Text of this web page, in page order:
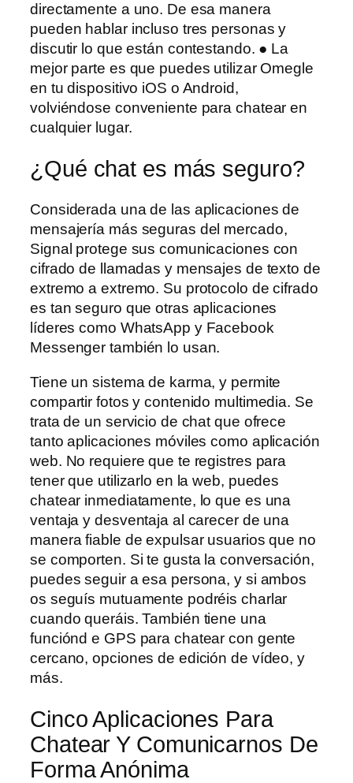
directamente a uno. De esa manera
pueden hablar incluso tres personas y
discutir lo que están contestando. ● La
mejor parte es que puedes utilizar Omegle
en tu dispositivo iOS o Android,
volviéndose conveniente para chatear en
cualquier lugar.
¿Qué chat es más seguro?
Considerada una de las aplicaciones de
mensajería más seguras del mercado,
Signal protege sus comunicaciones con
cifrado de llamadas y mensajes de texto de
extremo a extremo. Su protocolo de cifrado
es tan seguro que otras aplicaciones
líderes como WhatsApp y Facebook
Messenger también lo usan.
Tiene un sistema de karma, y permite
compartir fotos y contenido multimedia. Se
trata de un servicio de chat que ofrece
tanto aplicaciones móviles como aplicación
web. No requiere que te registres para
tener que utilizarlo en la web, puedes
chatear inmediatamente, lo que es una
ventaja y desventaja al carecer de una
manera fiable de expulsar usuarios que no
se comporten. Si te gusta la conversación,
puedes seguir a esa persona, y si ambos
os seguís mutuamente podréis charlar
cuando queráis. También tiene una
funciónd e GPS para chatear con gente
cercano, opciones de edición de vídeo, y
más.
Cinco Aplicaciones Para
Chatear Y Comunicarnos De
Forma Anónima